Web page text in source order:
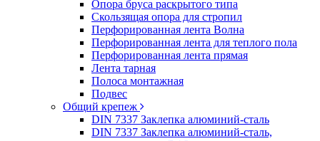
Опора бруса раскрытого типа
Скользящая опора для стропил
Перфорированная лента Волна
Перфорированная лента для теплого пола
Перфорированная лента прямая
Лента тарная
Полоса монтажная
Подвес
Общий крепеж
DIN 7337 Заклепка алюминий-сталь
DIN 7337 Заклепка алюминий-сталь,